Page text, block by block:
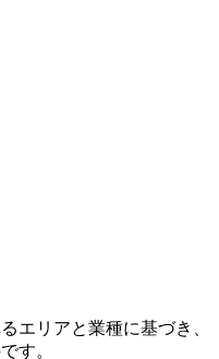
エリアと業種に基づき、
す。